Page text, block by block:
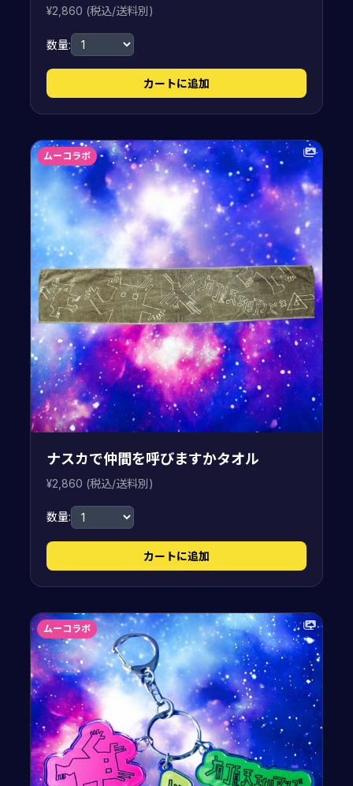
¥2,860 (税込/送料別)
数量:
カートに追加
ムーコラボ
ナスカで仲間を呼びますかタオル
¥2,860 (税込/送料別)
数量:
カートに追加
ムーコラボ